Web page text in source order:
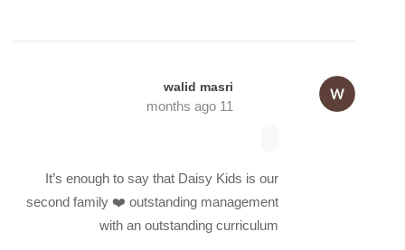
walid masri
11 months ago
It’s enough to say that Daisy Kids is our
second family ❤️ outstanding management
with an outstanding curriculum